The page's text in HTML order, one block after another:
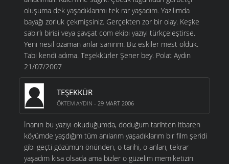
oluşuma dek yaşadıklarımı tek rar yaşadım. Yazılımda
bayağı zorluk çekmişsiniz. Gerçekten zor bir olay. Keşke
sabırlı birisi veya şavşat com ekibi yazıyı türkçeleştirse.
Yeni nesil ozaman anlar sanırım. Biz eskiler mest olduk.
Tabi kendi adıma. Teşekkürler Şener bey. Polat Aydın
21/07/2007
TEŞEKKÜR
ÖKTEM AYDIN - 29 MART 2006
İnanın bu yazıyı okuduğumda, doduğum tarihten itbaren
köyümde yaşdığım tüm anılarım yaşadıklarım bir film şeridi
gibi geçti gözümün önünden, o tarihi, o anları, tekrar
yaşadım kısa olsada ama bizler o güzelim memlketizin